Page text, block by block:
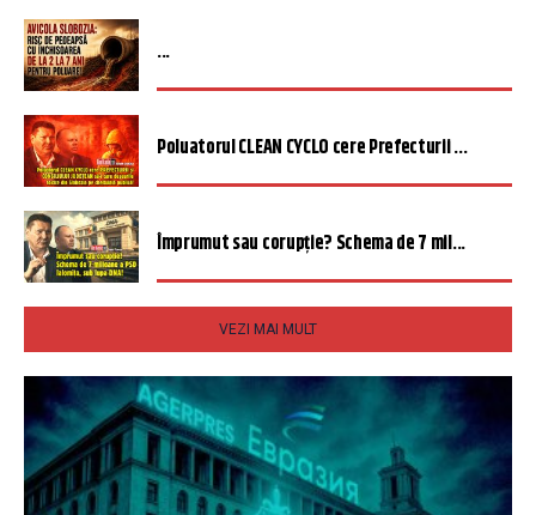
...
Poluatorul CLEAN CYCLO cere Prefecturii ...
Împrumut sau corupție? Schema de 7 mil...
VEZI MAI MULT